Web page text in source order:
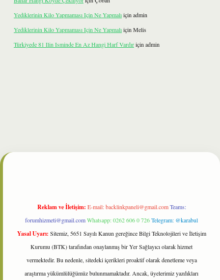
Yediklerinin Kilo Yapmaması Için Ne Yapmalıiçin admin
Yediklerinin Kilo Yapmaması Için Ne Yapmalıiçin Melis
Türkiyede 81 Ilin Isminde En Az Hangi Harf Vardıriçin admin
Reklam ve İletişim: E-mail:backlinkpaneli@gmail.com Teams:
forumhizmeti@gmail.comWhatsapp: 0262 606 0 726Telegram: @karabul
Yasal Uyarı: Sitemiz, 5651 Sayılı Kanun gereğince Bilgi Teknolojileri ve İletişim
Kurumu (BTK) tarafından onaylanmış bir Yer Sağlayıcı olarak hizmet
vermektedir. Bu nedenle, sitedeki içerikleri proaktif olarak denetleme veya
araştırma yükümlülüğümüz bulunmamaktadır. Ancak, üyelerimiz yazdıkları